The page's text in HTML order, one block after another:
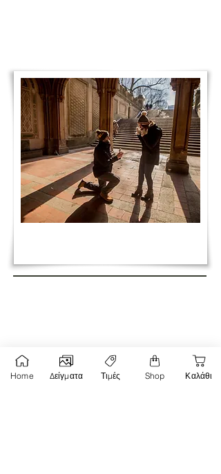
Σχόλια
Home Δείγματα Τιμές Shop Καλάθι